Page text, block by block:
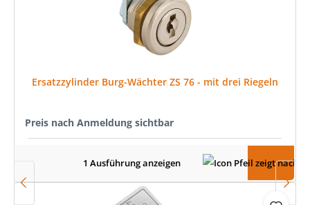
Ersatzzylinder Burg-Wächter ZS 76 - mit drei Riegeln
Preis nach Anmeldung sichtbar
1 Ausführung anzeigen